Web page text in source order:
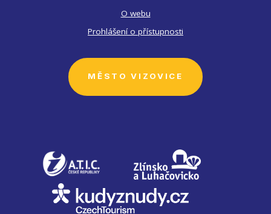
O webu
Prohlášení o přístupnosti
MĚSTO VIZOVICE